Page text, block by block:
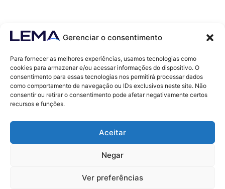
Gerenciar o consentimento
Para fornecer as melhores experiências, usamos tecnologias como
cookies para armazenar e/ou acessar informações do dispositivo. O
consentimento para essas tecnologias nos permitirá processar dados
como comportamento de navegação ou IDs exclusivos neste site. Não
consentir ou retirar o consentimento pode afetar negativamente certos
recursos e funções.
Aceitar
Negar
Ver preferências
Contatos
contato@lemaef.com.br
(85) 99868-3664